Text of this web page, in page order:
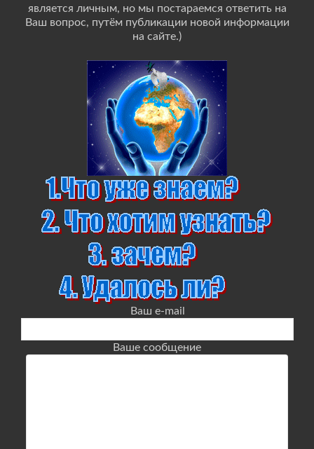
является личным, но мы постараемся ответить на
Ваш вопрос, путём публикации новой информации
на сайте.)
Ваш e-mail
Ваше сообщение